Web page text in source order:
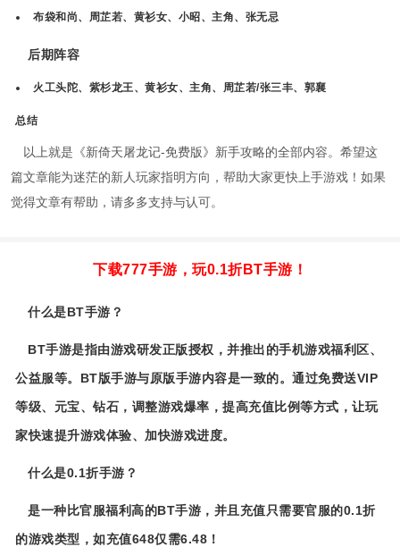
布袋和尚、周芷若、黄衫女、小昭、主角、张无忌
后期阵容
火工头陀、紫杉龙王、黄衫女、主角、周芷若/张三丰、郭襄
总结
以上就是《新倚天屠龙记-免费版》新手攻略的全部内容。希望这
篇文章能为迷茫的新人玩家指明方向，帮助大家更快上手游戏！如果
觉得文章有帮助，请多多支持与认可。
下载777手游，玩0.1折BT手游！
什么是BT手游？
BT手游是指由游戏研发正版授权，并推出的手机游戏福利区、
公益服等。BT版手游与原版手游内容是一致的。通过免费送VIP
等级、元宝、钻石，调整游戏爆率，提高充值比例等方式，让玩
家快速提升游戏体验、加快游戏进度。
什么是0.1折手游？
是一种比官服福利高的BT手游，并且充值只需要官服的0.1折
的游戏类型，如充值648仅需6.48！